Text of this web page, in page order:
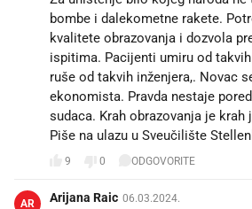
bombe i dalekometne rakete.
kvalitete obrazovanja i dozvola
ispitima. Pacijenti umiru od
ruše od takvih inženjera,. Novac
ekonomista. Pravda nestaje
sudaca. Krah obrazovanja je krah
Piše na ulazu u Sveučilište
9 0 ODGOVORITE
AR Arijana Raic 06.03.2024.